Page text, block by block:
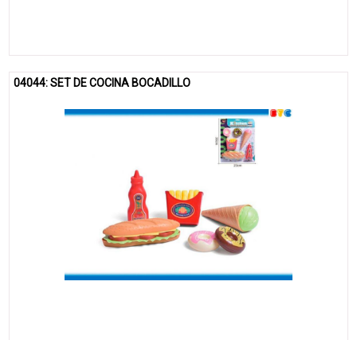
04044: SET DE COCINA BOCADILLO